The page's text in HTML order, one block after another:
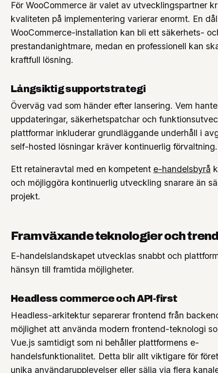
För WooCommerce är valet av utvecklingspartner
kvaliteten på implementering varierar enormt. En
WooCommerce-installation kan bli ett säkerhets-
prestandanightmare, medan en professionell kan
kraftfull lösning.
Långsiktig supportstrategi
Överväg vad som händer efter lansering. Vem
uppdateringar, säkerhetspatchar och
plattformar inkluderar grundläggande underhåll i
self-hosted lösningar kräver kontinuerlig förvaltning.
Ett retaineravtal med en kompetent e-handelsbyrå
och möjliggöra kontinuerlig utveckling snarare än
projekt.
Framväxande teknologier och
E-handelslandskapet utvecklas snabbt och
hänsyn till framtida möjligheter.
Headless commerce och API-first
Headless-arkitektur separerar frontend från
möjlighet att använda modern frontend-teknologi
Vue.js samtidigt som ni behåller plattformens e-
handelsfunktionalitet. Detta blir allt viktigare för
unika användarupplevelser eller sälja via flera